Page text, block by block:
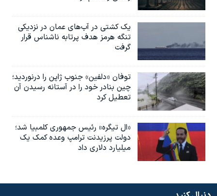
یک کشتی در آب‌های عمان در نزدیکی
تنگه هرمز هدف پرتابه ناشناس قرار
گرفت
توفان «دلفین» جنوب ژاپن را درنوردید؛
چین بنادر خود را در آستانه رسیدن آن
تعطیل کرد
«ال تیگره» رئیس جمهوری کلمبیا شد؛
دولت پرزیدنت ترامپ وعده کمک یک
میلیارد دلاری داد